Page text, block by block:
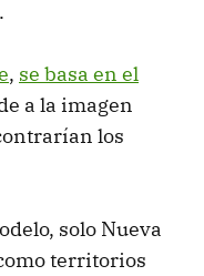
, se basa en el
a la imagen
los
solo Nueva
territorios